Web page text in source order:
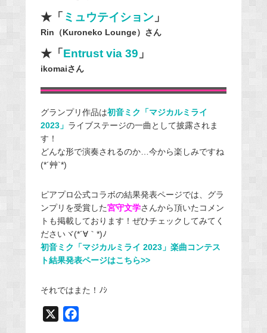
★「 ミュウテイション 」
Rin（Kuroneko Lounge）さん
★「Entrust via 39 」
ikomaiさん
グランプリ作品は初音ミク「マジカルミライ
2023」 ライブステージの一曲として披露されま
す！
どんな形で演奏されるのか…今から楽しみですね
(*´艸`*)
ピアプロ公式コラボの結果発表ページでは、グラ
ンプリを受賞した宮守文学さんから頂いたコメン
トも掲載しております！ぜひチェックしてみてく
ださいヾ(*´∀｀*)ﾉ
初音ミク「マジカルミライ 2023」楽曲コンテス
ト結果発表ページはこちら>>
それではまた！ﾉｼ